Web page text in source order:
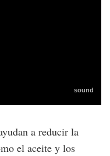
a reducir la
el aceite y los